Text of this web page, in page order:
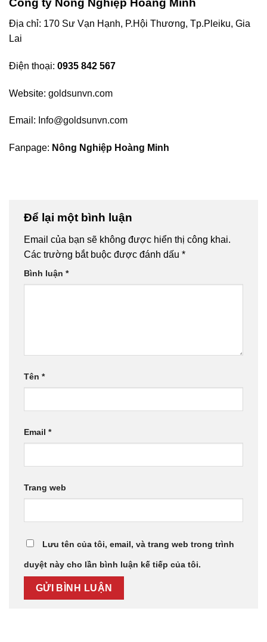
Công ty Nông Nghiệp Hoàng Minh
Địa chỉ: 170 Sư Vạn Hạnh, P.Hội Thương, Tp.Pleiku, Gia
Lai
Điện thoại: 0935 842 567
Website: goldsunvn.com
Email: Info@goldsunvn.com
Fanpage: Nông Nghiệp Hoàng Minh
Để lại một bình luận
Email của bạn sẽ không được hiển thị công khai.
Các trường bắt buộc được đánh dấu *
Bình luận *
Tên *
Email *
Trang web
Lưu tên của tôi, email, và trang web trong trình
duyệt này cho lần bình luận kế tiếp của tôi.